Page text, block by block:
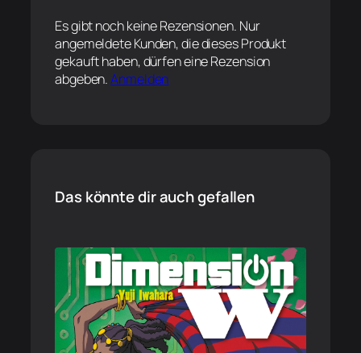
Es gibt noch keine Rezensionen. Nur
angemeldete Kunden, die dieses Produkt
gekauft haben, dürfen eine Rezension
abgeben.Anmelden
Das könnte dir auch gefallen